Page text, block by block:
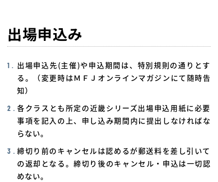
出場申込み
出場申込先(主催)や申込期間は、特別規則の通りとす
る。（変更時はＭＦＪオンラインマガジンにて随時告
知）
各クラスとも所定の近畿シリーズ出場申込用紙に必要
事項を記入の上、申し込み期間内に提出しなければな
らない。
締切り前のキャンセルは認めるが郵送料を差し引いて
の返却となる。締切り後のキャンセル・申込は一切認
めない。